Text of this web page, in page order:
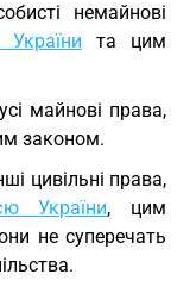
немайнові
України та цим
майнові права,
законом.
цивільні права,
України, цим
не суперечать